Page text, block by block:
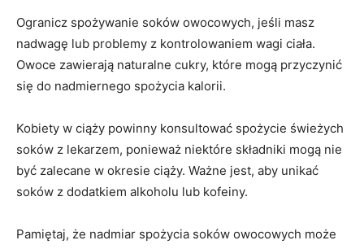
Ogranicz spożywanie soków owocowych, jeśli ‌masz
nadwagę lub problemy z kontrolowaniem wagi ciała.
Owoce zawierają naturalne cukry, które mogą przyczynić‌
się do nadmiernego spożycia kalorii.
Kobiety w‍ ciąży powinny konsultować spożycie świeżych
⁢soków z lekarzem, ponieważ niektóre​ składniki mogą‌ nie
być zalecane ⁣w okresie ciąży. ⁢Ważne jest, aby unikać
⁢soków z dodatkiem alkoholu lub kofeiny.
Pamiętaj, że nadmiar ⁢spożycia soków ‍owocowych może ​